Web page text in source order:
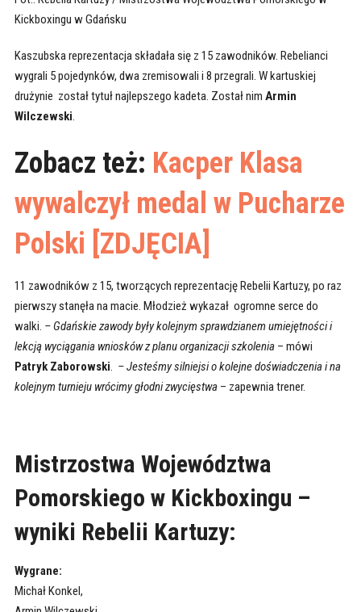
Kickboxingu w Gdańsku
Kaszubska reprezentacja składała się z 15 zawodników. Rebelianci
wygrali 5 pojedynków, dwa zremisowali i 8 przegrali. W kartuskiej
drużynie został tytuł najlepszego kadeta. Został nim Armin
Wilczewski.
Zobacz też: Kacper Klasa
wywalczył medal w Pucharze
Polski [ZDJĘCIA]
11 zawodników z 15, tworzących reprezentację Rebelii Kartuzy, po raz
pierwszy stanęłana macie. Młodzież wykazał ogromne serce do
walki. – Gdańskie zawody były kolejnym sprawdzianem umiejętności i
lekcją wyciągania wniosków z planu organizacji szkolenia– mówi
Patryk Zaborowski. – Jesteśmy silniejsi o kolejne doświadczenia i na
kolejnym turnieju wrócimy głodni zwycięstwa– zapewnia trener.
Mistrzostwa Województwa
Pomorskiego w Kickboxingu –
wyniki Rebelii Kartuzy:
Wygrane:
Michał Konkel,